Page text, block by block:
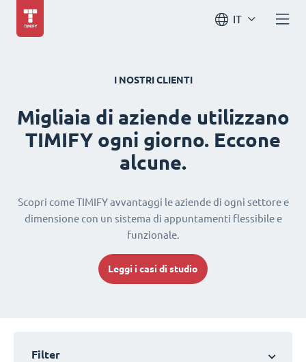
IT
I NOSTRI CLIENTI
Migliaia di aziende utilizzano
TIMIFY ogni giorno. Eccone
alcune.
Scopri come TIMIFY avvantaggi le aziende di ogni settore e
dimensione con un sistema di appuntamenti flessibile e
funzionale.
Leggi i casi di studio
Filter